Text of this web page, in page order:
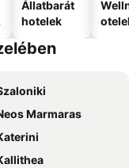
Állatbarát
hotelek
Marmaras